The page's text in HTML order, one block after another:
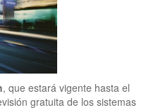
, que estará vigente hasta el
gratuita de los sistemas